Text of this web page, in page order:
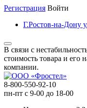
Регистрация Войти
Г.Ростов-на-Дону
В связи с
стоимость товара и его
компании.
8-800-550-92-10
пн-пт с 9-00 до 18-00